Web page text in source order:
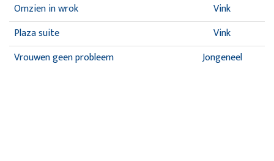
Omzien in wrok
Vink
Plaza suite
Vink
Vrouwen geen probleem
Jongeneel